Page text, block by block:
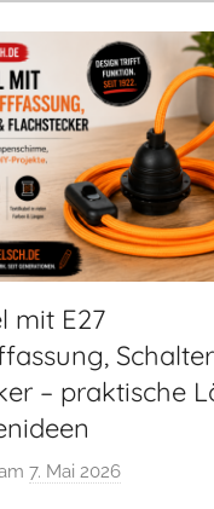
mit E27
– praktische
7. Mai 2026